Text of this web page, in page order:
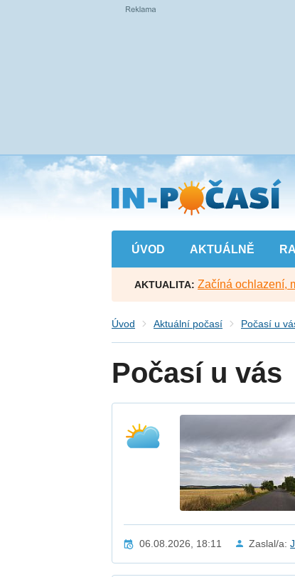
Přejít
na
hlavní
obsah
ÚVOD AKTUÁLNĚ
AKTUALITA: Začíná ochlazení,
Úvod Aktuální počasí Počasí u
Počasí u vás
06.08.2026, 18:11 Zaslal/a: